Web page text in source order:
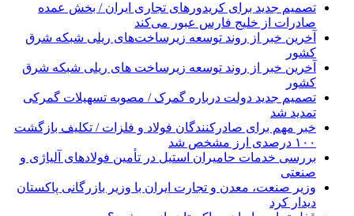
تصمیم جدید برای کریدورهای تجاری ایران / بخش عمده
صادرات از خلیج فارس عبور می‌کند
آخرین خبر از روند توسعه زیرساخت‌های ریلی شبکه شرق
کشور
آخرین خبر از روند توسعه زیرساخت های ریلی شبکه شرق
کشور
تصمیم جدید دولت درباره گمرک / مصوبه تسهیلات گمرکی
تمدید شد
خبر مهم برای صادرکنندگان فولاد و فلزات / تکلیف بازگشت
۱۰۰ درصدی ارز مشخص شد
بررسی خدمات حامیران استیل در تأمین فولادهای آلیاژی و
صنعتی
وزیر صنعت، معدن و تجارت ایران با وزیر بازرگانی پاکستان
دیدار کرد